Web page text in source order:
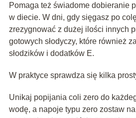
Pomaga też świadome dobieranie
w diecie. W dni, gdy sięgasz po
zrezygnować z dużej ilości innych
gotowych słodyczy, które również
słodzików i dodatków E.
W praktyce sprawdza się kilka
Unikaj popijania coli zero do
wodę, a napoje typu zero zostaw